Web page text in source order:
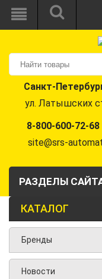
Санкт-
ул. Латышских
8-800-600-72-68
site@srs-
РАЗДЕЛЫ
КАТАЛОГ
Бренды
Новости